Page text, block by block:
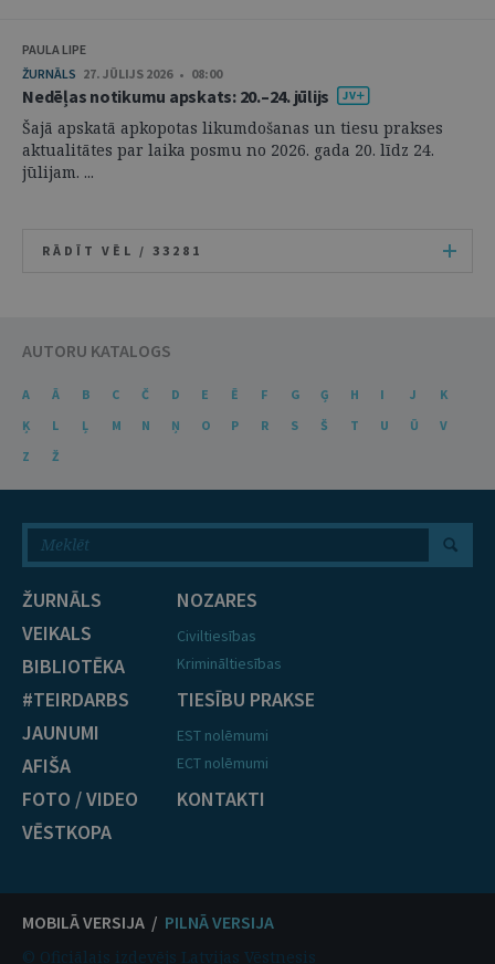
PAULA LIPE
ŽURNĀLS 27. JŪLIJS 2026 • 08:00
Nedēļas notikumu apskats: 20.–24. jūlijs
Šajā apskatā apkopotas likumdošanas un tiesu prakses
aktualitātes par laika posmu no 2026. gada 20. līdz 24.
jūlijam. ...
RĀDĪT VĒL / 33281
AUTORU KATALOGS
A Ā B C Č D E Ē F G Ģ H I J
K
Ķ
L Ļ M N Ņ O P R S Š T U Ū
V
Z
Ž
ŽURNĀLS
VEIKALS
BIBLIOTĒKA
#TEIRDARBS
JAUNUMI
AFIŠA
FOTO / VIDEO
VĒSTKOPA
NOZARES
Civiltiesības
Krimināltiesības
TIESĪBU PRAKSE
EST nolēmumi
ECT nolēmumi
KONTAKTI
MOBILĀ VERSIJA / PILNĀ VERSIJA
© Oficiālais izdevējs Latvijas Vēstnesis